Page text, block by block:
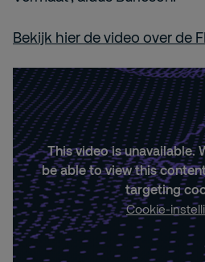
Bekijk hier de video over de
This video is unavailable.
be able to view this
targeting
Cookie-